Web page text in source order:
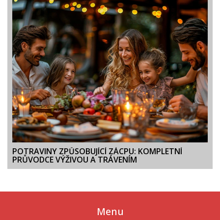
POTRAVINY ZPŮSOBUJÍCÍ ZÁCPU: KOMPLETNÍ
PRŮVODCE VÝŽIVOU A TRÁVENÍM
Menu